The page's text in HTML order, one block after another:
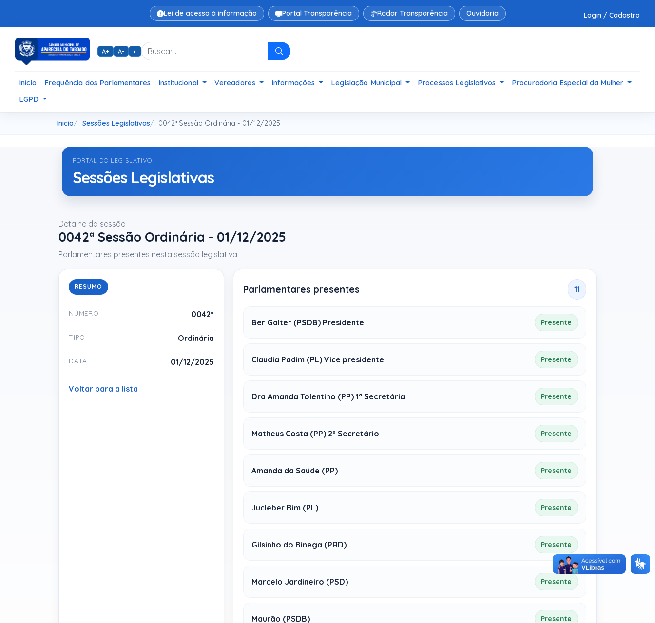
Lei de acesso à informação Portal Transparência Radar Transparência Ouvidoria Login / Cadastro
A+ A- ◐
Pesquisar
Início Frequência dos Parlamentares Institucional Vereadores Informações Legislação Municipal Processos Legislativos
Procuradoria Especial da Mulher
LGPD
Inicio Sessões Legislativas 0042ª Sessão Ordinária - 01/12/2025
PORTAL DO LEGISLATIVO
Sessões Legislativas
Detalhe da sessão
0042ª Sessão Ordinária - 01/12/2025
Parlamentares presentes nesta sessão legislativa.
RESUMO
NÚMERO 0042ª
TIPO Ordinária
DATA 01/12/2025
Voltar para a lista
Parlamentares presentes 11
Ber Galter (PSDB) Presidente Presente
Claudia Padim (PL) Vice presidente Presente
Dra Amanda Tolentino (PP) 1ª Secretária Presente
Matheus Costa (PP) 2º Secretário Presente
Amanda da Saúde (PP) Presente
Jucleber Bim (PL) Presente
Gilsinho do Binega (PRD) Presente
Marcelo Jardineiro (PSD) Presente
Maurão (PSDB) Presente